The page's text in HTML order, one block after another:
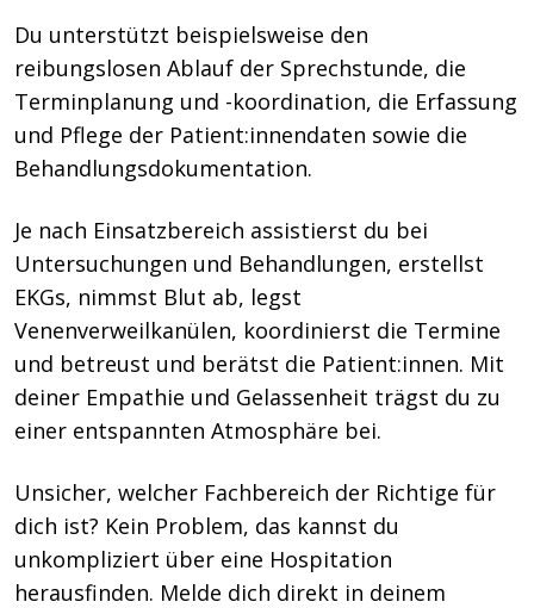
Du unterstützt beispielsweise den
reibungslosen Ablauf der Sprechstunde, die
Terminplanung und -koordination, die Erfassung
und Pflege der Patient:innendaten sowie die
Behandlungsdokumentation.
Je nach Einsatzbereich assistierst du bei
Untersuchungen und Behandlungen, erstellst
EKGs, nimmst Blut ab, legst
Venenverweilkanülen, koordinierst die Termine
und betreust und berätst die Patient:innen. Mit
deiner Empathie und Gelassenheit trägst du zu
einer entspannten Atmosphäre bei.
Unsicher, welcher Fachbereich der Richtige für
dich ist? Kein Problem, das kannst du
unkompliziert über eine Hospitation
herausfinden. Melde dich direkt in deinem